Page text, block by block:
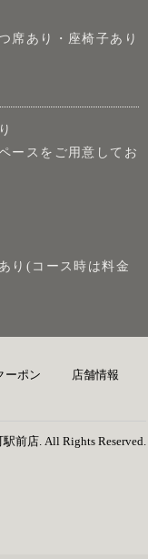
席あり・座椅子あり
ースをご用意してお
り(コース時は料金
ーポン 店舗情報
前店. All Rights Reserved.